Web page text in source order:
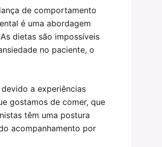
de comportamento
é uma abordagem
dietas são impossíveis
no paciente, o
a experiências
gostamos de comer, que
têm uma postura
acompanhamento por